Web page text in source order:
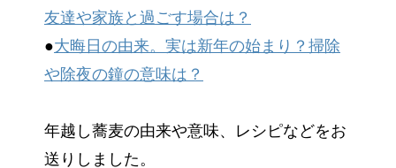
友達や家族と過ごす場合は？
●大晦日の由来。実は新年の始まり？掃除
や除夜の鐘の意味は？
年越し蕎麦の由来や意味、レシピなどをお
送りしました。